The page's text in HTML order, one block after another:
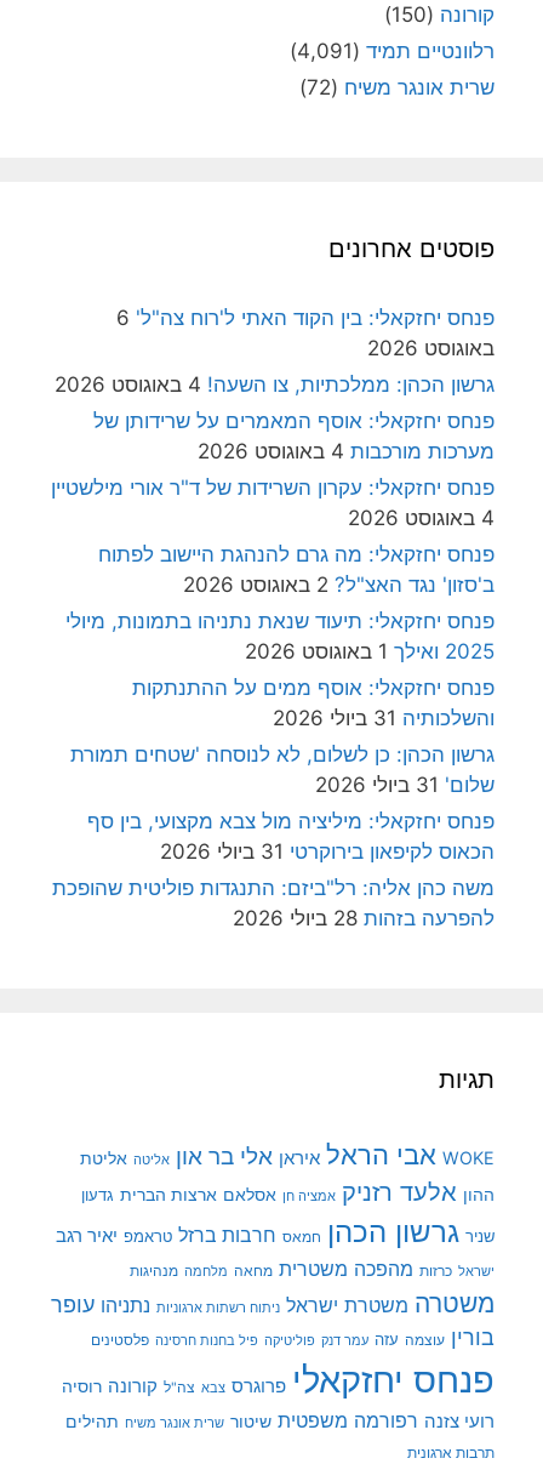
קורונה (150)
רלוונטיים תמיד (4,091)
שרית אונגר משיח (72)
פוסטים אחרונים
פנחס יחזקאלי: בין הקוד האתי ל'רוח צה"ל' 6
באוגוסט 2026
גרשון הכהן: ממלכתיות, צו השעה! 4 באוגוסט 2026
פנחס יחזקאלי: אוסף המאמרים על שרידותן של
מערכות מורכבות 4 באוגוסט 2026
פנחס יחזקאלי: עקרון השרידות של ד"ר אורי מילשטיין
4 באוגוסט 2026
פנחס יחזקאלי: מה גרם להנהגת היישוב לפתוח
ב'סזון' נגד האצ"ל? 2 באוגוסט 2026
פנחס יחזקאלי: תיעוד שנאת נתניהו בתמונות, מיולי
2025 ואילך
1 באוגוסט 2026
פנחס יחזקאלי: אוסף ממים על ההתנתקות
והשלכותיה 31 ביולי 2026
גרשון הכהן: כן לשלום, לא לנוסחה 'שטחים תמורת
שלום' 31 ביולי 2026
פנחס יחזקאלי: מיליציה מול צבא מקצועי, בין סף
הכאוס לקיפאון בירוקרטי 31 ביולי 2026
משה כהן אליה: רל"ביזם: התנגדות פוליטית שהופכת
להפרעה בזהות 28 ביולי 2026
תגיות
WOKE אבי הראל איראן אלי בר און אליטה אליטת
ההון אלעד רזניק אמציה חן אסלאם ארצות הברית גדעון
שניר גרשון הכהן חמאס חרבות ברזל טראמפ יאיר רגב
ישראל כרזות מהפכה משטרית מחאה מלחמה מנהיגות
משטרה משטרת ישראל ניתוח רשתות ארגוניות נתניהו עופר
בורין עוצמה עזה עמר דנק פוליטיקה פיל בחנות חרסינה פלסטינים
פנחס יחזקאלי פרוגרס צבא צה"ל קורונה רוסיה
רועי צזנה רפורמה משפטית שיטור שרית אונגר משיח תהילים
תרבות ארגונית